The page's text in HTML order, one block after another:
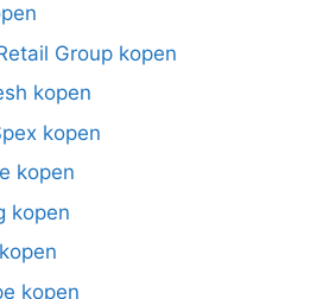
Group kopen
kopen
kopen
kopen
kopen
kopen